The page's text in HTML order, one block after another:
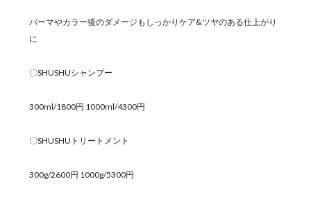
パーマやカラー後のダメージもしっかりケア&ツヤのある仕上がり
に
〇SHUSHUシャンプー
300ml/1800円 1000ml/4300円
〇SHUSHUトリートメント
300g/2600円 1000g/5300円